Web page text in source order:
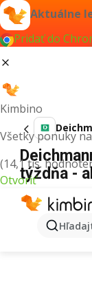
Aktuálne
Pridať do
Kimbino
Všetky ponuky
(14,1 tis.
Otvoriťtýždňa -